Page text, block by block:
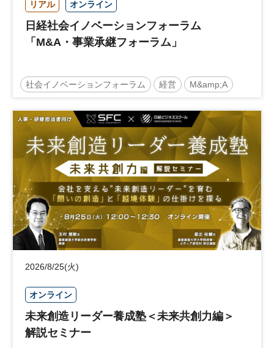
リアル オンライン
日経社会イノベーションフォーラム
「M&A・事業承継フォーラム」
社会イノベーションフォーラム 経営 M&amp;A
事業承継 中堅中小企業
日経社会イノベーションフォーラム 参加無料
2026/8/25(火)
オンライン
未来創造リーダー養成塾＜未来共創力編＞
解説セミナー